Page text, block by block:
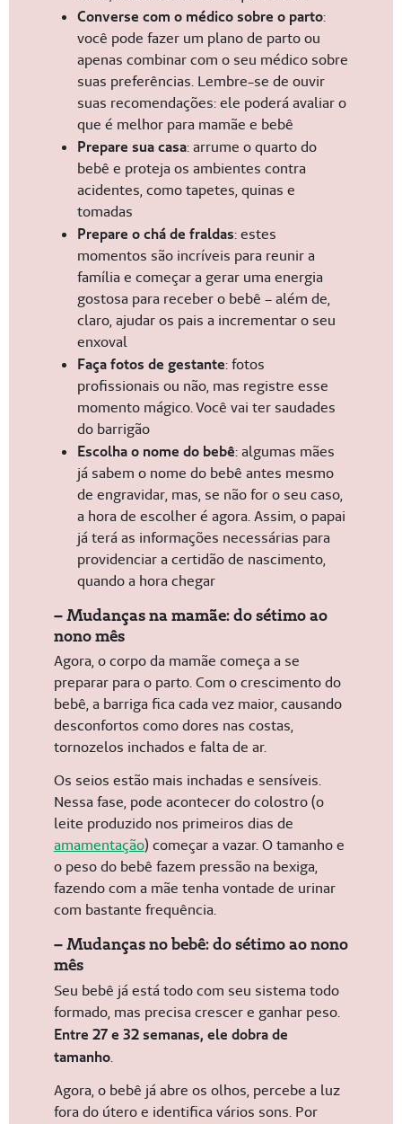
Converse com o médico sobre o parto:
você pode fazer um plano de parto ou
apenas combinar com o seu médico sobre
suas preferências. Lembre-se de ouvir
suas recomendações: ele poderá avaliar o
que é melhor para mamãe e bebê
Prepare sua casa: arrume o quarto do
bebê e proteja os ambientes contra
acidentes, como tapetes, quinas e
tomadas
Prepare o chá de fraldas: estes
momentos são incríveis para reunir a
família e começar a gerar uma energia
gostosa para receber o bebê – além de,
claro, ajudar os pais a incrementar o seu
enxoval
Faça fotos de gestante: fotos
profissionais ou não, mas registre esse
momento mágico. Você vai ter saudades
do barrigão
Escolha o nome do bebê: algumas mães
já sabem o nome do bebê antes mesmo
de engravidar, mas, se não for o seu caso,
a hora de escolher é agora. Assim, o papai
já terá as informações necessárias para
providenciar a certidão de nascimento,
quando a hora chegar
– Mudanças na mamãe: do sétimo ao
nono mês
Agora, o corpo da mamãe começa a se
preparar para o parto. Com o crescimento do
bebê, a barriga fica cada vez maior, causando
desconfortos como dores nas costas,
tornozelos inchados e falta de ar.
Os seios estão mais inchadas e sensíveis.
Nessa fase, pode acontecer do colostro (o
leite produzido nos primeiros dias de
amamentação) começar a vazar. O tamanho e
o peso do bebê fazem pressão na bexiga,
fazendo com a mãe tenha vontade de urinar
com bastante frequência.
– Mudanças no bebê: do sétimo ao nono
mês
Seu bebê já está todo com seu sistema todo
formado, mas precisa crescer e ganhar peso.
Entre 27 e 32 semanas, ele dobra de
tamanho.
Agora, o bebê já abre os olhos, percebe a luz
fora do útero e identifica vários sons. Por